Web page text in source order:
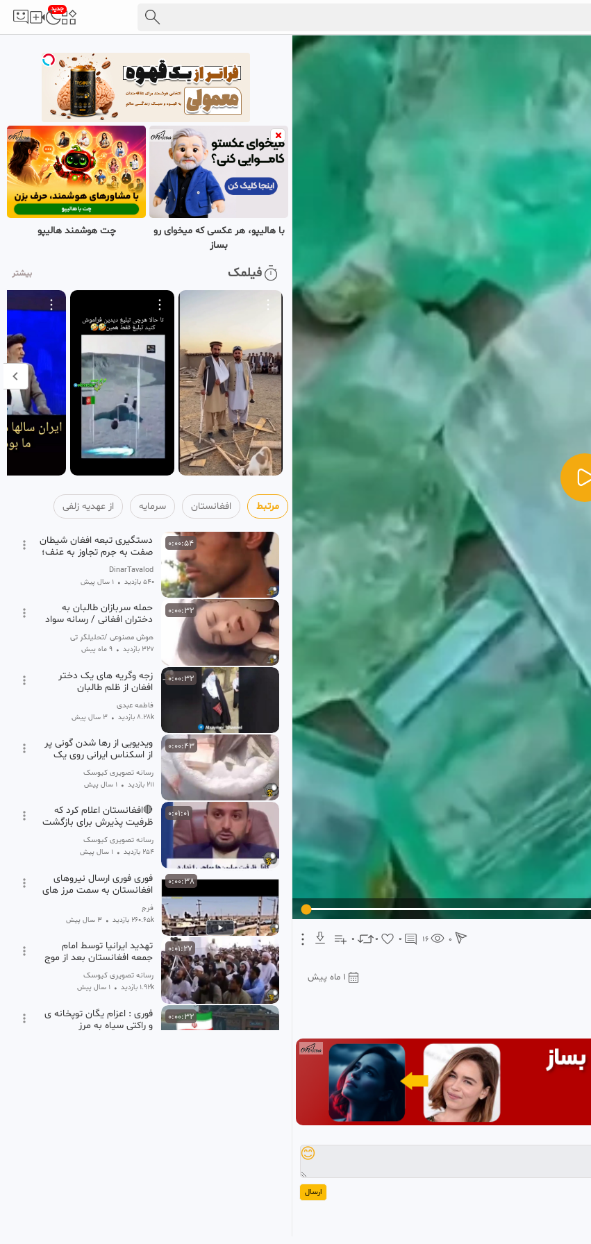
جدید
0 0 0 16 0
1 ماه پیش
😊
ارسال
با هالیپو، هر عکسی که میخوای رو
بساز
چت هوشمند هالیپو
فیلمک بیشتر
مرتبط افغانستان سرمایه از عهدیه زلفی
0:00:54
دستگیری تبعه افغان شیطان
صفت به جرم تجاوز به عنف؛
8 نفر از دختران ازش شکایت
کردند
DinarTavalod
540 بازدید • 1 سال پیش
0:00:32
حمله سربازان طالبان به
دختران افغانی / رسانه سواد
میخواهد
هوش مصنوعی /تحلیلگر تی وی
327 بازدید • 9 ماه پیش
0:00:32
زجه وگریه های یک دختر
افغان از ظلم طالبان
فاطمه عبدی
8.28k بازدید • 3 سال پیش
0:00:43
ویدیویی از رها شدن گونی پر
از اسکناس ایرانی روی یک
رخشه در خیابان های
افغانستان!!!!!!!
رسانه تصویری کیوسک
211 بازدید • 1 سال پیش
0:01:01
🔴افغانستان اعلام کرد که
ظرفیت پذیرش برای بازگشت
افغانی های ساکن در ایران را
ندارد
رسانه تصویری کیوسک
254 بازدید • 1 سال پیش
0:00:38
فوری فوری ارسال نیروهای
افغانستان به سمت مرز های
ایران
فرج
260.65k بازدید • 3 سال پیش
0:01:27
تهدید ایرانیا توسط امام
جمعه افغانستان بعد از موج
اخراج افغانی ها
رسانه تصویری کیوسک
1.92k بازدید • 1 سال پیش
0:00:32
فوری : اعزام یگان توپخانه ی
و راکتی سپاه به مرز